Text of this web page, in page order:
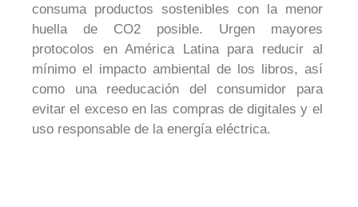
consuma productos sostenibles con la menor
huella de CO2 posible. Urgen mayores
protocolos en América Latina para reducir al
mínimo el impacto ambiental de los libros, así
como una reeducación del consumidor para
evitar el exceso en las compras de digitales y el
uso responsable de la energía eléctrica.